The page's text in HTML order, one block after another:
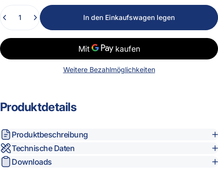
Anzahl
In den Einkaufswagen legen
Weitere Bezahlmöglichkeiten
Produktdetails
Produktbeschreibung
Technische Daten
Downloads